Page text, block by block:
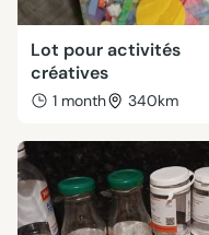
Lot pour activités
créatives
1 month 340km